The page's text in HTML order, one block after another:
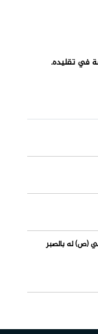
في تقليده.
(ص) له بالصبر